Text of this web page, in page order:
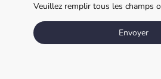
Veuillez remplir tous les champs
Envoyer